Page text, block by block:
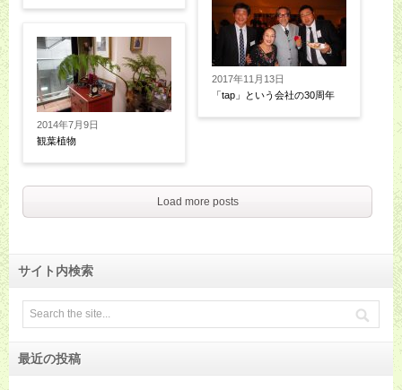
2014年7月9日
観葉植物
2017年11月13日
「tap」という会社の30周年
Load more posts
サイト内検索
最近の投稿